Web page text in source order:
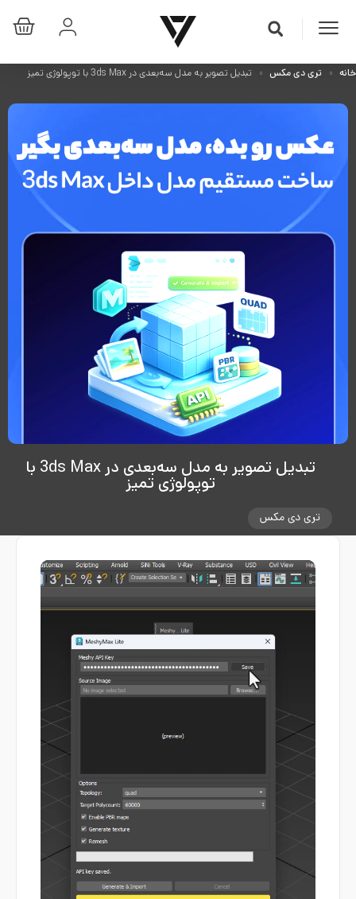
خانه تری دی مکس تبدیل تصویر به مدل سه‌بعدی در 3ds Max با توپولوژی تمیز
تبدیل تصویر به مدل سه‌بعدی در 3ds Max با
توپولوژی تمیز
تری دی مکس